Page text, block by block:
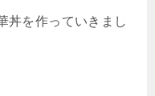
丼を作っていきまし